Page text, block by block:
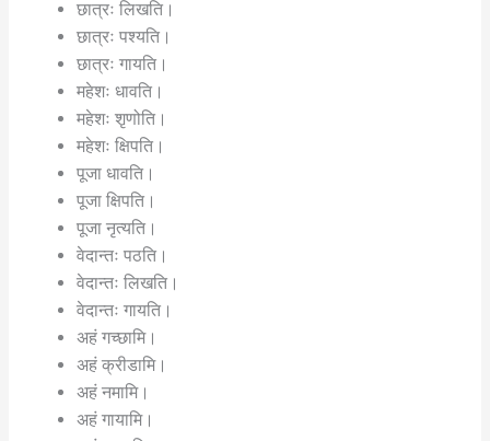
छात्रः लिखति।
छात्रः पश्यति।
छात्रः गायति।
महेशः धावति।
महेशः शृणोति।
महेशः क्षिपति।
पूजा धावति।
पूजा क्षिपति।
पूजा नृत्यति।
वेदान्तः पठति।
वेदान्तः लिखति।
वेदान्तः गायति।
अहं गच्छामि।
अहं क्रीडामि।
अहं नमामि।
अहं गायामि।